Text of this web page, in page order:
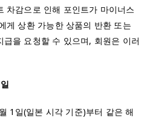
차감으로 인해 포인트가 마이너스
게 상환 가능한 상품의 반환 또는
을 요청할 수 있으며, 회원은 이러
1일(일본 시각 기준)부터 같은 해